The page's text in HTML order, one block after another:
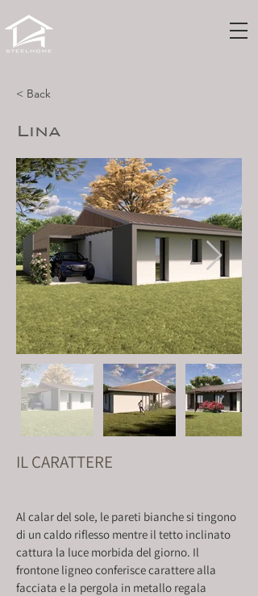
Lina
IL CARATTERE
Al calar del sole, le pareti bianche si tingono
di un caldo riflesso mentre il tetto inclinato
cattura la luce morbida del giorno. Il
frontone ligneo conferisce carattere alla
facciata e la pergola in metallo regala
< Back